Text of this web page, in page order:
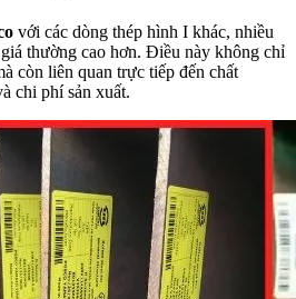
với các dòng thép hình I khác, nhiều
thường cao hơn. Điều này không chỉ
còn liên quan trực tiếp đến chất
chi phí sản xuất.